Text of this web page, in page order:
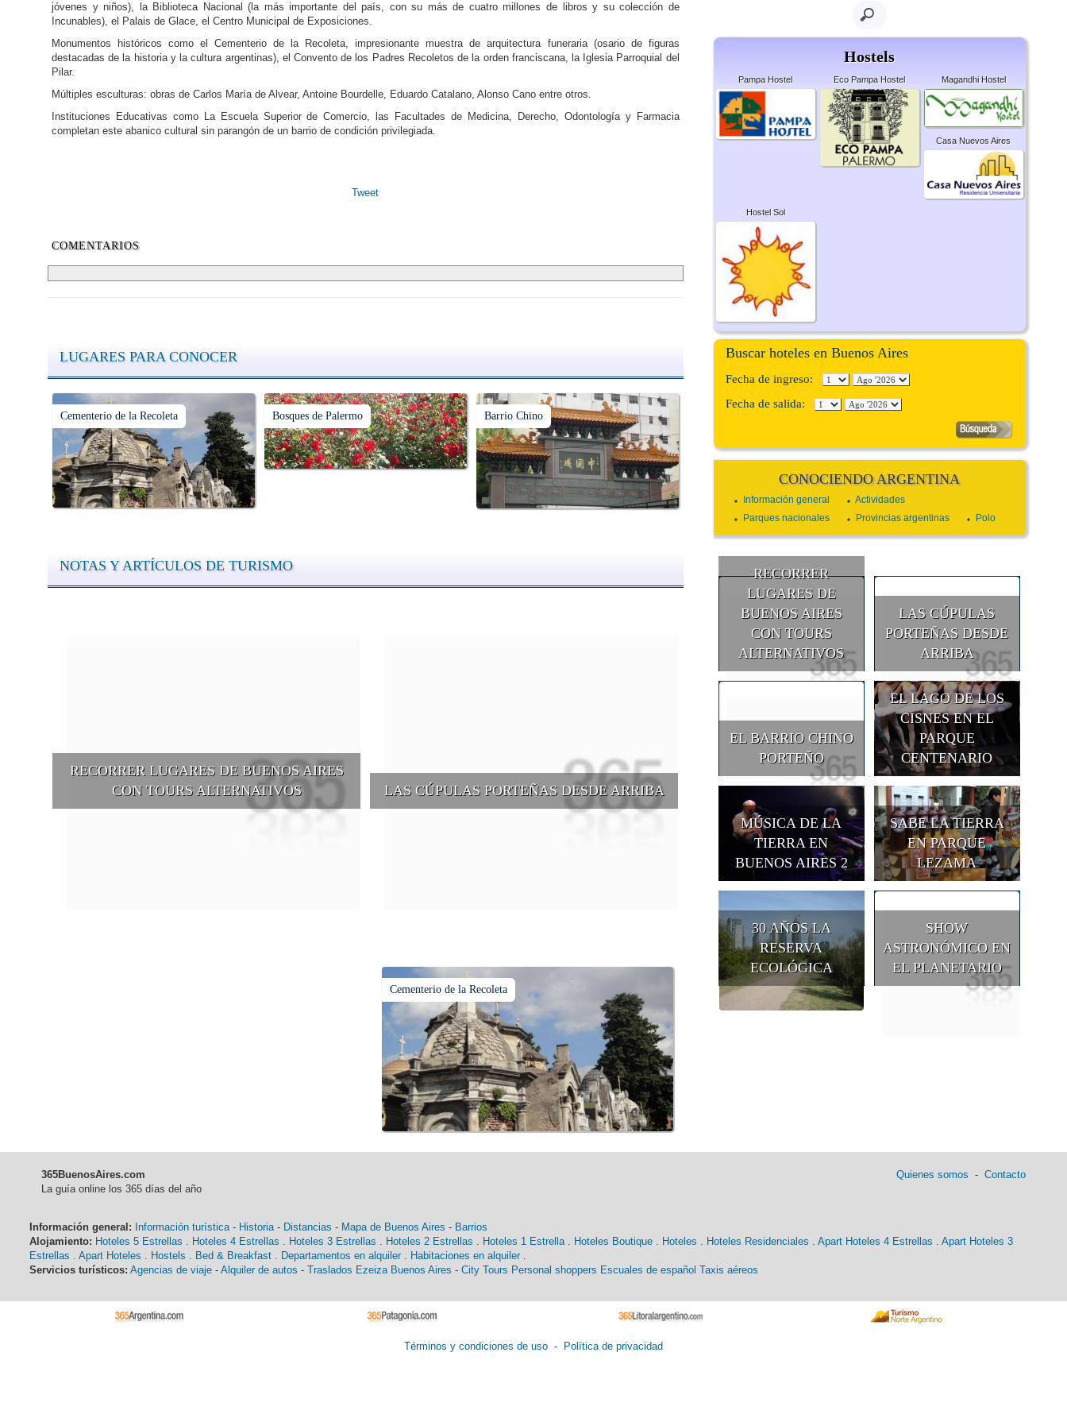
jóvenes y niños), la Biblioteca Nacional (la más importante del país, con su más de cuatro millones de libros y su colección de
Incunables), el Palais de Glace, el Centro Municipal de Exposiciones.
Monumentos históricos como el Cementerio de la Recoleta, impresionante muestra de arquitectura funeraria (osario de figuras
destacadas de la historia y la cultura argentinas), el Convento de los Padres Recoletos de la orden franciscana, la Iglesia Parroquial del
Pilar.
Múltiples esculturas: obras de Carlos María de Alvear, Antoine Bourdelle, Eduardo Catalano, Alonso Cano entre otros.
Instituciones Educativas como La Escuela Superior de Comercio, las Facultades de Medicina, Derecho, Odontología y Farmacia
completan este abanico cultural sin parangón de un barrio de condición privilegiada.
Tweet
COMENTARIOS
LUGARES PARA CONOCER
Cementerio de la Recoleta Bosques de Palermo Barrio Chino
NOTAS Y ARTÍCULOS DE TURISMO
RECORRER LUGARES DE BUENOS AIRES
CON TOURS ALTERNATIVOS
LAS CÚPULAS PORTEÑAS DESDE ARRIBA
Cementerio de la Recoleta
Hostels
Pampa Hostel Eco Pampa Hostel Magandhi Hostel
Casa Nuevos Aires
Hostel Sol
Buscar hoteles en Buenos Aires
Fecha de ingreso:
Fecha de salida:
CONOCIENDO ARGENTINA
Información general
Actividades
Parques nacionales
Provincias argentinas Polo
RECORRER
LUGARES DE
BUENOS AIRES
CON TOURS
ALTERNATIVOS
LAS CÚPULAS
PORTEÑAS DESDE
ARRIBA
EL BARRIO CHINO
PORTEÑO
EL LAGO DE LOS
CISNES EN EL
PARQUE
CENTENARIO
MÚSICA DE LA
TIERRA EN
BUENOS AIRES 2
SABE LA TIERRA
EN PARQUE
LEZAMA
30 AÑOS LA
RESERVA
ECOLÓGICA
SHOW
ASTRONÓMICO EN
EL PLANETARIO
365BuenosAires.com
La guía online los 365 días del año
Quienes somos - Contacto
Información general: Información turística - Historia - Distancias - Mapa de Buenos Aires - Barrios
Alojamiento: Hoteles 5 Estrellas Hoteles 4 Estrellas Hoteles 3 Estrellas Hoteles 2 Estrellas Hoteles 1 Estrella Hoteles Boutique Hoteles Hoteles Residenciales Apart Hoteles 4 Estrellas
Apart Hoteles 3
Estrellas
Apart Hoteles Hostels Bed & Breakfast Departamentos en alquiler Habitaciones en alquiler
Servicios turísticos: Agencias de viaje - Alquiler de autos - Traslados Ezeiza Buenos Aires - City Tours Personal shoppers Escuales de español Taxis aéreos
Términos y condiciones de uso - Política de privacidad